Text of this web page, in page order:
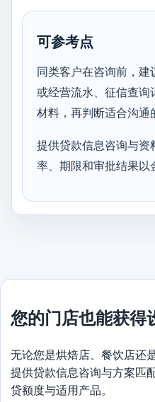
可参考点
同类客户在咨询前，建
或经营流水、征信查询
材料，再判断适合沟通
提供贷款信息咨询与资
率、期限和审批结果以
您的门店也能获得
无论您是烘焙店、餐饮店还
提供贷款信息咨询与方案匹
贷额度与适用产品。